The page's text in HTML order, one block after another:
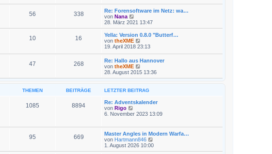
B
i
t
r
g
s
t
e
B
i
t
r
g
56 338
Re: Forensoftware im Netz: wa…
von Nana
e
u
e
s
t
B
e
i
t
a
28. März 2021 13:47
10 16
Yella: Version 0.8.0 "Butterf…
von theXME
e
e
s
t
e
e
t
a
19. April 2018 23:13
47 268
Re: Hallo aus Hannover
von theXME
e
u
s
e
B
r
a
g
28. August 2015 13:36
THEMEN BEITRÄGE LETZTER BEITRAG
1085 8894
Re: Adventskalender
von Rigo
e
s
t
e
r
6. November 2023 13:09
95 669
Master Angles in Modern Warfa…
von Hartmann846
e
u
1. August 2026 10:00